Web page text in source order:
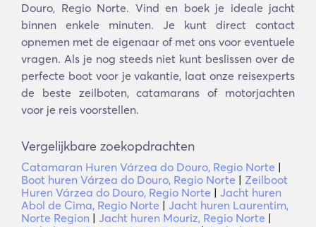
Douro, Regio Norte. Vind en boek je ideale jacht
binnen enkele minuten. Je kunt direct contact
opnemen met de eigenaar of met ons voor eventuele
vragen. Als je nog steeds niet kunt beslissen over de
perfecte boot voor je vakantie, laat onze reisexperts
de beste zeilboten, catamarans of motorjachten
voor je reis voorstellen.
Vergelijkbare zoekopdrachten
Catamaran Huren Várzea do Douro, Regio Norte |
Boot huren Várzea do Douro, Regio Norte | Zeilboot
Huren Várzea do Douro, Regio Norte | Jacht huren
Abol de Cima, Regio Norte | Jacht huren Laurentim,
Norte Region | Jacht huren Mouriz, Regio Norte |